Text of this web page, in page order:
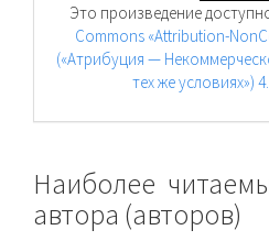
Это произведение
Commons «Attribution-
(«Атрибуция —
тех же условиях»)
Наиболее
автора (авторов)